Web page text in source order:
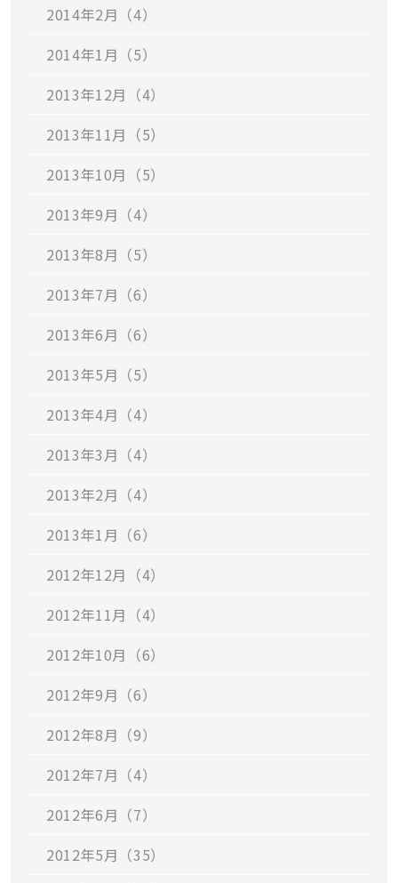
2014年2月（4）
2014年1月（5）
2013年12月（4）
2013年11月（5）
2013年10月（5）
2013年9月（4）
2013年8月（5）
2013年7月（6）
2013年6月（6）
2013年5月（5）
2013年4月（4）
2013年3月（4）
2013年2月（4）
2013年1月（6）
2012年12月（4）
2012年11月（4）
2012年10月（6）
2012年9月（6）
2012年8月（9）
2012年7月（4）
2012年6月（7）
2012年5月（35）